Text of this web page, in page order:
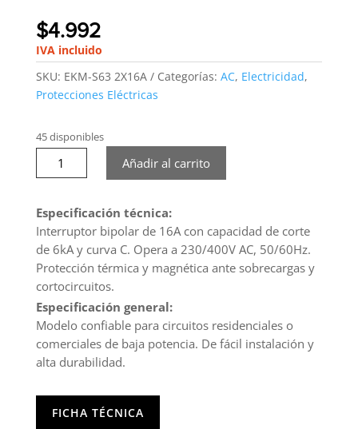
$4.992
IVA incluido
SKU: EKM-S63 2X16A Categorías: AC, Electricidad,
Protecciones Eléctricas
45 disponibles
Interruptor
Automático
C,
2X16A
STANFORD
cantidad
Añadir al carrito
Especificación técnica:
Interruptor bipolar de 16A con capacidad de corte
de 6kA y curva C. Opera a 230/400V AC, 50/60Hz.
Protección térmica y magnética ante sobrecargas y
cortocircuitos.
Especificación general:
Modelo confiable para circuitos residenciales o
comerciales de baja potencia. De fácil instalación y
alta durabilidad.
FICHA TÉCNICA